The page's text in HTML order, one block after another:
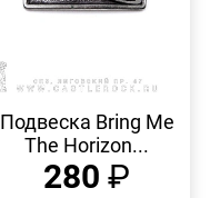
ПРОСМОТР
Подвеска Bring Me
The Horizon...
280 ₽